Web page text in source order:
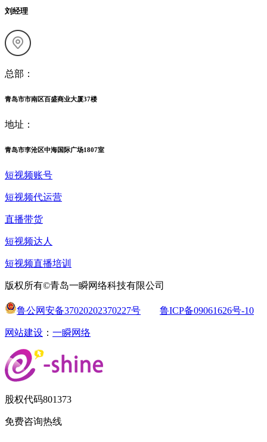
刘经理
总部：
青岛市市南区百盛商业大厦37楼
地址：
青岛市李沧区中海国际广场1807室
短视频账号
短视频代运营
直播带货
短视频达人
短视频直播培训
版权所有©青岛一瞬网络科技有限公司
鲁公网安备37020202370227号 鲁ICP备09061626号-10
网站建设 ： 一瞬网络
股权代码801373
免费咨询热线